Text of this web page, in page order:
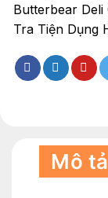
Butterbear
Tra Tiện Dụng
Mô